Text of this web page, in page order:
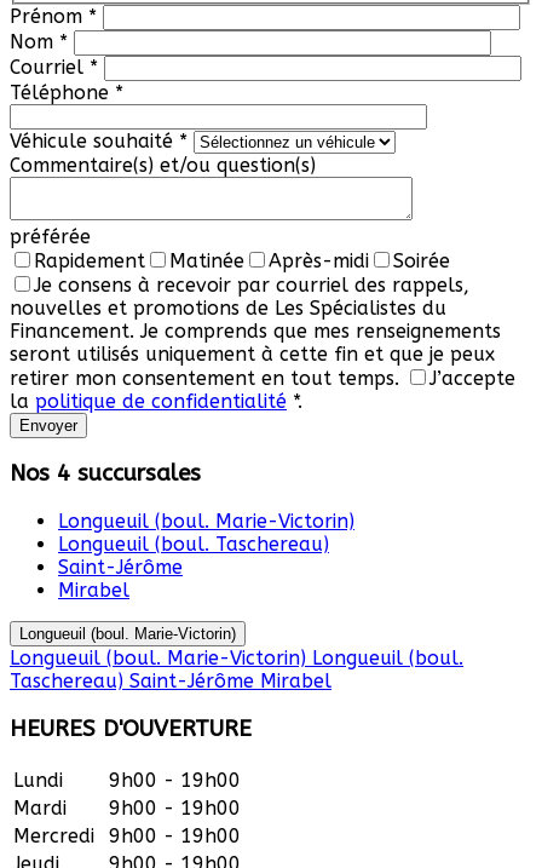
Prénom *
Nom *
Courriel *
Téléphone *
Véhicule souhaité *
Commentaire(s) et/ou question(s)
préférée
Rapidement
Matinée Après-midi
Soirée
Je consens à recevoir par courriel des rappels,
nouvelles et promotions de Les Spécialistes du
Financement. Je comprends que mes renseignements
seront utilisés uniquement à cette fin et que je peux
retirer mon consentement en tout temps.
J’accepte
la politique de confidentialité *.
Nos 4 succursales
Longueuil (boul. Marie-Victorin)
Longueuil (boul. Taschereau)
Saint-Jérôme
Mirabel
Longueuil (boul. Marie-Victorin)
Longueuil (boul. Marie-Victorin) Longueuil (boul.
Taschereau) Saint-Jérôme Mirabel
HEURES D'OUVERTURE
Lundi
9h00 - 19h00
Mardi
9h00 - 19h00
Mercredi
9h00 - 19h00
Jeudi
9h00 - 19h00